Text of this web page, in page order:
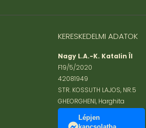
KERESKEDELMI ADATOK
Nagy L.A.-K. Katalin ÎI
F19/5/2020
42081949
STR. KOSSUTH LAJOS, NR.5
GHEORGHENI, Harghita
Lépjen